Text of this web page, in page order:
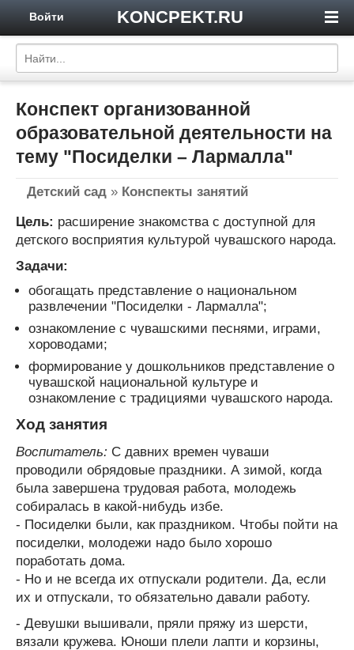
KONCPEKT.RU
Войти
Конспект организованной
образовательной деятельности на
тему "Посиделки – Лармалла"
Детский сад » Конспекты занятий
Цель: расширение знакомства с доступной для
детского восприятия культурой чувашского народа.
Задачи:
обогащать представление о национальном
развлечении "Посиделки - Лармалла";
ознакомление с чувашскими песнями, играми,
хороводами;
формирование у дошкольников представление о
чувашской национальной культуре и
ознакомление с традициями чувашского народа.
Ход занятия
Воспитатель: С давних времен чуваши
проводили обрядовые праздники. А зимой, когда
была завершена трудовая работа, молодежь
собиралась в какой-нибудь избе.
- Посиделки были, как праздником. Чтобы пойти на
посиделки, молодежи надо было хорошо
поработать дома.
- Но и не всегда их отпускали родители. Да, если
их и отпускали, то обязательно давали работу.
- Девушки вышивали, пряли пряжу из шерсти,
вязали кружева. Юноши плели лапти и корзины,